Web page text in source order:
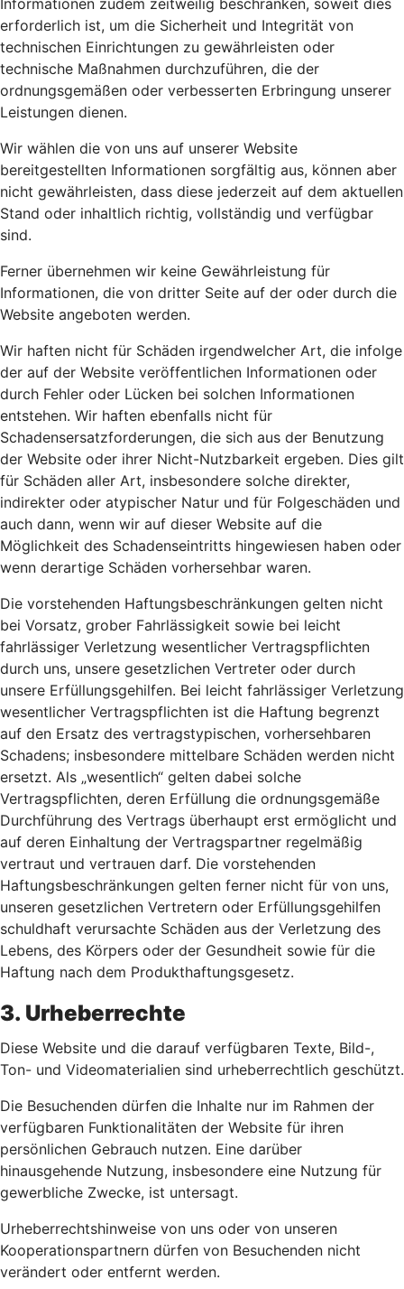
Informationen zudem zeitweilig beschränken, soweit dies
erforderlich ist, um die Sicherheit und Integrität von
technischen Einrichtungen zu gewährleisten oder
technische Maßnahmen durchzuführen, die der
ordnungsgemäßen oder verbesserten Erbringung unserer
Leistungen dienen.
Wir wählen die von uns auf unserer Website
bereitgestellten Informationen sorgfältig aus, können aber
nicht gewährleisten, dass diese jederzeit auf dem aktuellen
Stand oder inhaltlich richtig, vollständig und verfügbar
sind.
Ferner übernehmen wir keine Gewährleistung für
Informationen, die von dritter Seite auf der oder durch die
Website angeboten werden.
Wir haften nicht für Schäden irgendwelcher Art, die infolge
der auf der Website veröffentlichen Informationen oder
durch Fehler oder Lücken bei solchen Informationen
entstehen. Wir haften ebenfalls nicht für
Schadensersatzforderungen, die sich aus der Benutzung
der Website oder ihrer Nicht-Nutzbarkeit ergeben. Dies gilt
für Schäden aller Art, insbesondere solche direkter,
indirekter oder atypischer Natur und für Folgeschäden und
auch dann, wenn wir auf dieser Website auf die
Möglichkeit des Schadenseintritts hingewiesen haben oder
wenn derartige Schäden vorhersehbar waren.
Die vorstehenden Haftungsbeschränkungen gelten nicht
bei Vorsatz, grober Fahrlässigkeit sowie bei leicht
fahrlässiger Verletzung wesentlicher Vertragspflichten
durch uns, unsere gesetzlichen Vertreter oder durch
unsere Erfüllungsgehilfen. Bei leicht fahrlässiger Verletzung
wesentlicher Vertragspflichten ist die Haftung begrenzt
auf den Ersatz des vertragstypischen, vorhersehbaren
Schadens; insbesondere mittelbare Schäden werden nicht
ersetzt. Als „wesentlich“ gelten dabei solche
Vertragspflichten, deren Erfüllung die ordnungsgemäße
Durchführung des Vertrags überhaupt erst ermöglicht und
auf deren Einhaltung der Vertragspartner regelmäßig
vertraut und vertrauen darf. Die vorstehenden
Haftungsbeschränkungen gelten ferner nicht für von uns,
unseren gesetzlichen Vertretern oder Erfüllungsgehilfen
schuldhaft verursachte Schäden aus der Verletzung des
Lebens, des Körpers oder der Gesundheit sowie für die
Haftung nach dem Produkthaftungsgesetz.
3. Urheberrechte
Diese Website und die darauf verfügbaren Texte, Bild-,
Ton- und Videomaterialien sind urheberrechtlich geschützt.
Die Besuchenden dürfen die Inhalte nur im Rahmen der
verfügbaren Funktionalitäten der Website für ihren
persönlichen Gebrauch nutzen. Eine darüber
hinausgehende Nutzung, insbesondere eine Nutzung für
gewerbliche Zwecke, ist untersagt.
Urheberrechtshinweise von uns oder von unseren
Kooperationspartnern dürfen von Besuchenden nicht
verändert oder entfernt werden.